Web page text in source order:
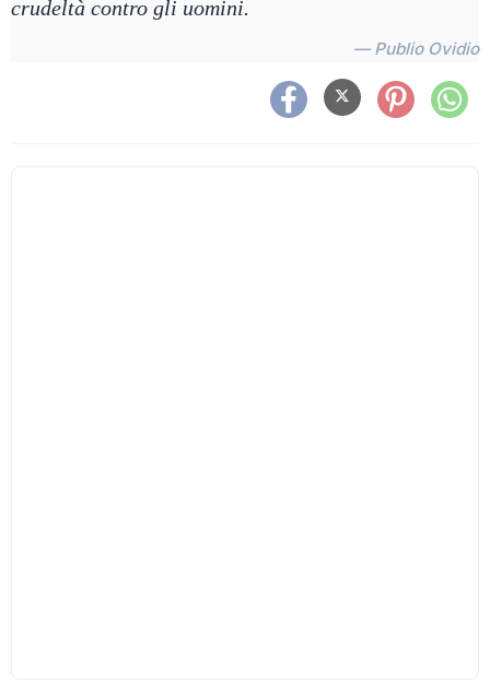
crudeltà contro gli uomini.
— Publio Ovidio